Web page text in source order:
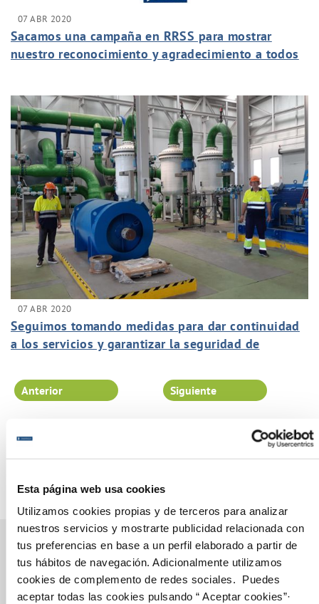
Esta página web usa cookies
Utilizamos cookies propias y de terceros para analizar
nuestros servicios y mostrarte publicidad relacionada con
tus preferencias en base a un perfil elaborado a partir de
tus hábitos de navegación. Adicionalmente utilizamos
cookies de complemento de redes sociales. Puedes
aceptar todas las cookies pulsando “ Aceptar cookies”·
07 ABR 2020
Sacamos una campaña en RRSS para mostrar
nuestro reconocimiento y agradecimiento a todos
07 ABR 2020
Seguimos tomando medidas para dar continuidad
a los servicios y garantizar la seguridad de
Página 93 de 102
Anterior Siguiente
Gestiones Online